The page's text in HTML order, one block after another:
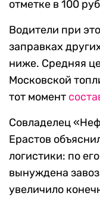
отметке в 100
Водители при
заправках
ниже. Средняя
Московской
тот момент
Совладелец
Ерастов
логистики: по
вынуждена
увеличило